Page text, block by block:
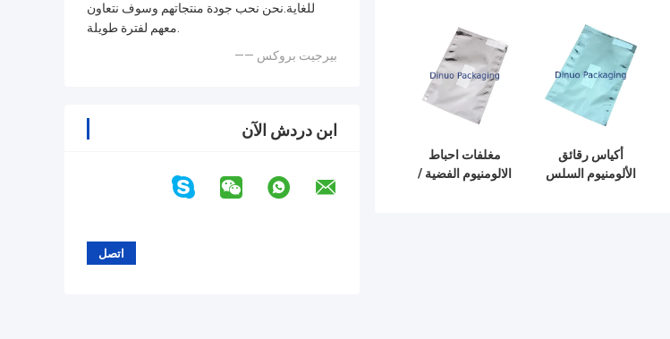
للغاية.نحن نحب جودة منتجاتهم وسوف نتعاون
معهم لفترة طويلة.
—— بيرجيت بروكس
ابن دردش الآن
أكياس رقائق
الألومنيوم السلس
مغلفات احباط
الالومنيوم الفضية /